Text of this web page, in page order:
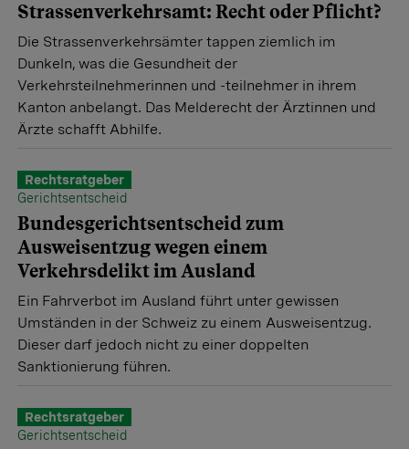
Strassenverkehrsamt: Recht oder Pflicht?
Die Strassenverkehrsämter tappen ziemlich im
Dunkeln, was die Gesundheit der
Verkehrsteilnehmerinnen und -teilnehmer in ihrem
Kanton anbelangt. Das Melderecht der Ärztinnen und
Ärzte schafft Abhilfe.
Rechtsratgeber
Gerichtsentscheid
Bundesgerichtsentscheid zum
Ausweisentzug wegen einem
Verkehrsdelikt im Ausland
Ein Fahrverbot im Ausland führt unter gewissen
Umständen in der Schweiz zu einem Ausweisentzug.
Dieser darf jedoch nicht zu einer doppelten
Sanktionierung führen.
Rechtsratgeber
Gerichtsentscheid